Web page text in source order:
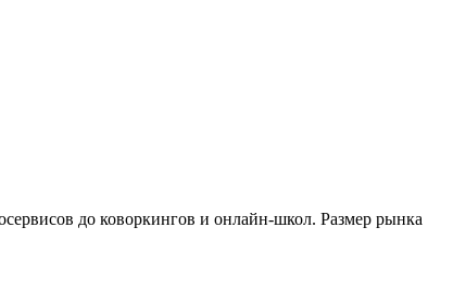
до коворкингов и онлайн-школ. Размер рынка